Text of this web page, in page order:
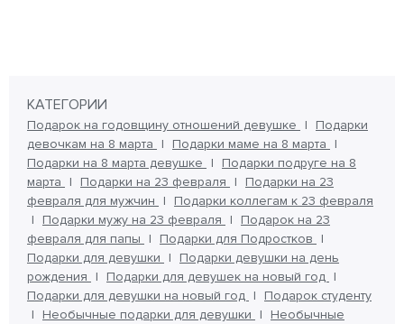
КАТЕГОРИИ
Подарок на годовщину отношений девушке
Подарки
девочкам на 8 марта
Подарки маме на 8 марта
Подарки на 8 марта девушке
Подарки подруге на 8
марта
Подарки на 23 февраля
Подарки на 23
февраля для мужчин
Подарки коллегам к 23 февраля
Подарки мужу на 23 февраля
Подарок на 23
февраля для папы
Подарки для Подростков
Подарки для девушки
Подарки девушки на день
рождения
Подарки для девушек на новый год
Подарки для девушки на новый год
Подарок студенту
Необычные подарки для девушки
Необычные